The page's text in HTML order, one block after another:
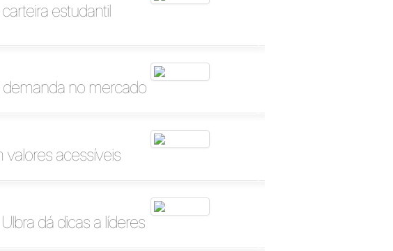
estudantil
demanda no mercado
valores acessíveis
dá dicas a líderes